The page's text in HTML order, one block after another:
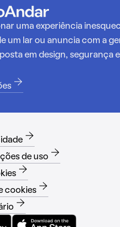
uma experiência
um lar ou anuncia com a
em design, segurança
de uso
cookies